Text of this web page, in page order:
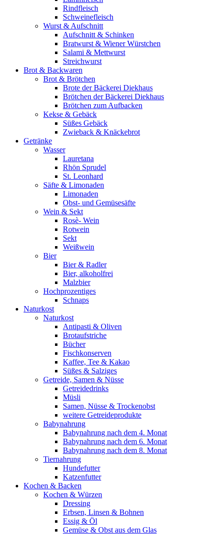
Rindfleisch
Schweinefleisch
Wurst & Aufschnitt
Aufschnitt & Schinken
Bratwurst & Wiener Würstchen
Salami & Mettwurst
Streichwurst
Brot & Backwaren
Brot & Brötchen
Brote der Bäckerei Diekhaus
Brötchen der Bäckerei Diekhaus
Brötchen zum Aufbacken
Kekse & Gebäck
Süßes Gebäck
Zwieback & Knäckebrot
Getränke
Wasser
Lauretana
Rhön Sprudel
St. Leonhard
Säfte & Limonaden
Limonaden
Obst- und Gemüsesäfte
Wein & Sekt
Rosè- Wein
Rotwein
Sekt
Weißwein
Bier
Bier & Radler
Bier, alkoholfrei
Malzbier
Hochprozentiges
Schnaps
Naturkost
Naturkost
Antipasti & Oliven
Brotaufstriche
Bücher
Fischkonserven
Kaffee, Tee & Kakao
Süßes & Salziges
Getreide, Samen & Nüsse
Getreidedrinks
Müsli
Samen, Nüsse & Trockenobst
weitere Getreideprodukte
Babynahrung
Babynahrung nach dem 4. Monat
Babynahrung nach dem 6. Monat
Babynahrung nach dem 8. Monat
Tiernahrung
Hundefutter
Katzenfutter
Kochen & Backen
Kochen & Würzen
Dressing
Erbsen, Linsen & Bohnen
Essig & Öl
Gemüse & Obst aus dem Glas